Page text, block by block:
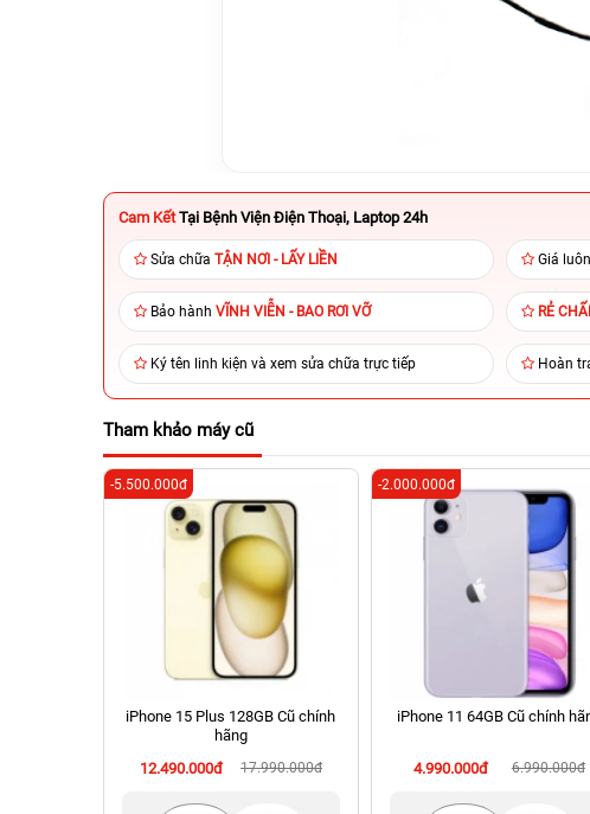
Cam Kết Tại Bệnh Viện Điện Thoại, Laptop 24h
Sửa chữa TẬN NƠI - LẤY LIỀN Giá
Bảo hành VĨNH VIỄN - BAO RƠI VỠ RẺ
Ký tên linh kiện và xem sửa chữa trực tiếp Hoàn
Tham khảo máy cũ
iPhone 15 Plus 128GB Cũ chính
hãng
12.490.000đ
17.990.000đ
-5.500.000đ
iPhone 11 64GB Cũ chính
4.990.000đ 6.990.000đ
-2.000.000đ